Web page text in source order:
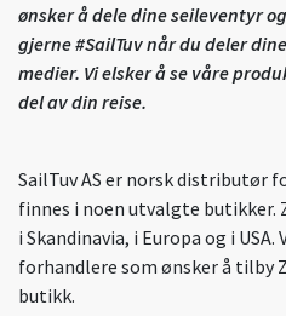
ønsker å dele dine seileventyr
gjerne #SailTuv når du deler
medier. Vi elsker å se våre
del av din reise.
SailTuv AS er norsk distributør
finnes i noen utvalgte butikker.
i Skandinavia, i Europa og i
forhandlere som ønsker å tilby
butikk.